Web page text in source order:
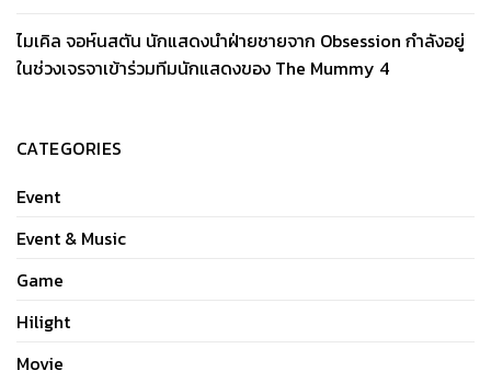
ไมเคิล จอห์นสตัน นักแสดงนำฝ่ายชายจาก Obsession กำลังอยู่
ในช่วงเจรจาเข้าร่วมทีมนักแสดงของ The Mummy 4
CATEGORIES
Event
Event & Music
Game
Hilight
Movie